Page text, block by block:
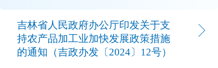
吉林省人民政府办公厅印发关于支
持农产品加工业加快发展政策措施
的通知（吉政办发〔2024〕12号）